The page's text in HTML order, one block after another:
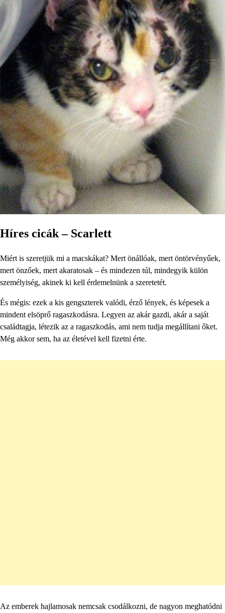
Híres cicák – Scarlett
Miért is szeretjük mi a macskákat? Mert önállóak, mert öntörvényűek,
mert önzőek, mert akaratosak – és mindezen túl, mindegyik külön
személyiség, akinek ki kell érdemelnünk a szeretetét.
És mégis: ezek a kis gengszterek valódi, érző lények, és képesek a
mindent elsöprő ragaszkodásra. Legyen az akár gazdi, akár a saját
családtagja, létezik az a ragaszkodás, ami nem tudja megállítani őket.
Még akkor sem, ha az életével kell fizetni érte.
Az emberek hajlamosak nemcsak csodálkozni, de nagyon meghatódni